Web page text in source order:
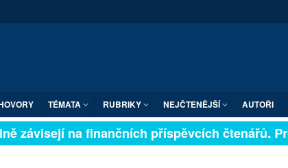
TÉMATA RUBRIKY NEJČTENĚJŠÍ AUTOŘI
závisejí na finančních příspěvcích čtenářů.